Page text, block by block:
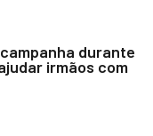
durante
irmãos com